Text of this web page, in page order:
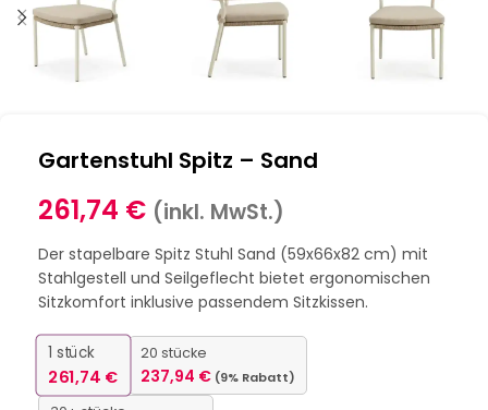
Gartenstuhl Spitz – Sand
261,74 € (inkl. MwSt.)
Der stapelbare Spitz Stuhl Sand (59x66x82 cm) mit
Stahlgestell und Seilgeflecht bietet ergonomischen
Sitzkomfort inklusive passendem Sitzkissen.
1 stück
261,74 €
20 stücke
237,94 € (9% Rabatt)